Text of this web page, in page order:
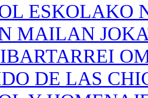
ESKOLAKO
MAILAN
DE LAS